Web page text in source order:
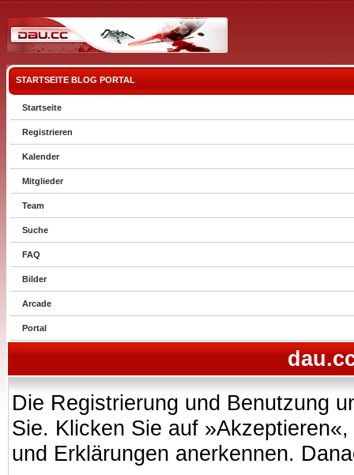
STARTSEITE BLOG PORTAL
Startseite
Registrieren
Kalender
Mitglieder
Team
Suche
FAQ
Bilder
Arcade
Portal
Die Registrierung und Benutzung
Sie. Klicken Sie auf
und Erklärungen anerkennen.